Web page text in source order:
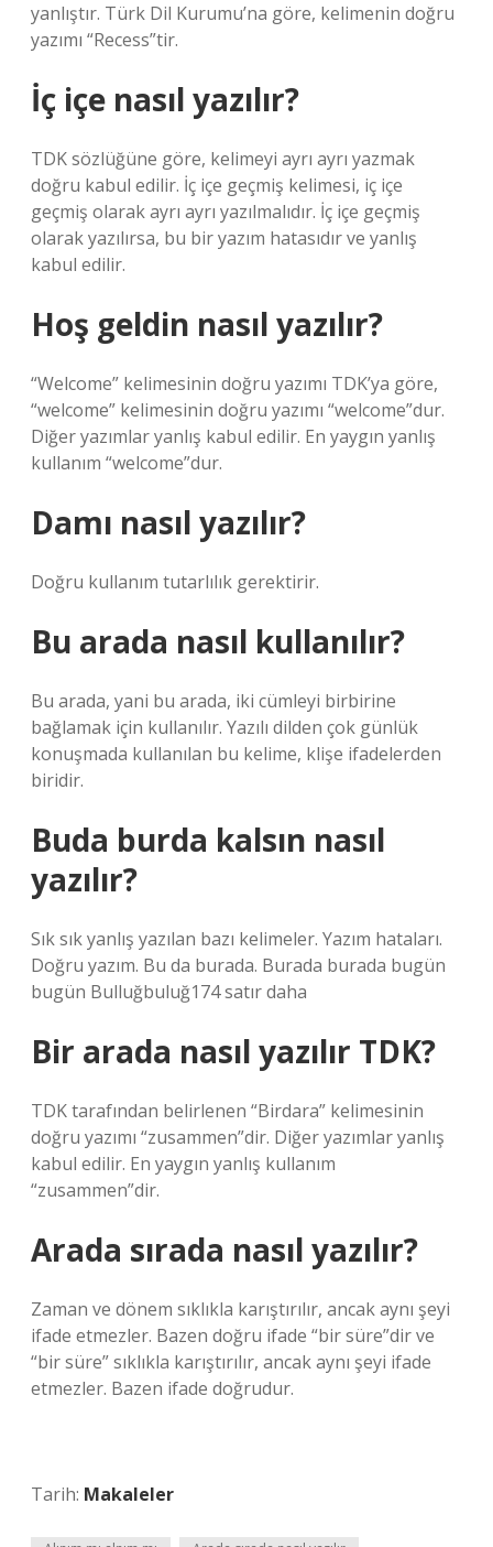
yanlıştır. Türk Dil Kurumu’na göre, kelimenin doğru
yazımı “Recess”tir.
İç içe nasıl yazılır?
TDK sözlüğüne göre, kelimeyi ayrı ayrı yazmak
doğru kabul edilir. İç içe geçmiş kelimesi, iç içe
geçmiş olarak ayrı ayrı yazılmalıdır. İç içe geçmiş
olarak yazılırsa, bu bir yazım hatasıdır ve yanlış
kabul edilir.
Hoş geldin nasıl yazılır?
“Welcome” kelimesinin doğru yazımı TDK’ya göre,
“welcome” kelimesinin doğru yazımı “welcome”dur.
Diğer yazımlar yanlış kabul edilir. En yaygın yanlış
kullanım “welcome”dur.
Damı nasıl yazılır?
Doğru kullanım tutarlılık gerektirir.
Bu arada nasıl kullanılır?
Bu arada, yani bu arada, iki cümleyi birbirine
bağlamak için kullanılır. Yazılı dilden çok günlük
konuşmada kullanılan bu kelime, klişe ifadelerden
biridir.
Buda burda kalsın nasıl
yazılır?
Sık sık yanlış yazılan bazı kelimeler. Yazım hataları.
Doğru yazım. Bu da burada. Burada burada bugün
bugün Bulluğbuluğ174 satır daha
Bir arada nasıl yazılır TDK?
TDK tarafından belirlenen “Birdara” kelimesinin
doğru yazımı “zusammen”dir. Diğer yazımlar yanlış
kabul edilir. En yaygın yanlış kullanım
“zusammen”dir.
Arada sırada nasıl yazılır?
Zaman ve dönem sıklıkla karıştırılır, ancak aynı şeyi
ifade etmezler. Bazen doğru ifade “bir süre”dir ve
“bir süre” sıklıkla karıştırılır, ancak aynı şeyi ifade
etmezler. Bazen ifade doğrudur.
Tarih: Makaleler